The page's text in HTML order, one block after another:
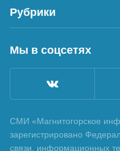
Рубрики
Мы в соцсетях
СМИ «Магнитогорское
зарегистрировано
связи, информационных